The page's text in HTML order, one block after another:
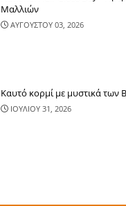
Μαλλιών
ΑΥΓΟΥΣΤΟΥ 03, 2026
Καυτό κορμί με μυστικά των
ΙΟΥΛΙΟΥ 31, 2026